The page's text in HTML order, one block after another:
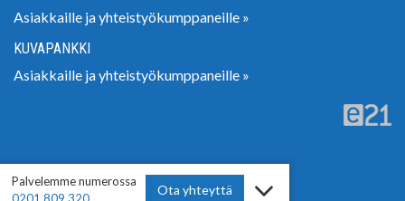
Asiakkaille ja yhteistyökumppaneille »
KUVAPANKKI
Asiakkaille ja yhteistyökumppaneille »
Palvelemme numerossa
Ota yhteyttä